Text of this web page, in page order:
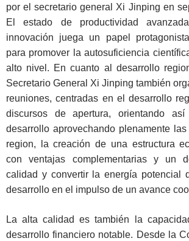
por el secretario general Xi Jinping en
El estado de productividad
innovación juega un papel
para promover la autosuficiencia
alto nivel. En cuanto al desarrollo
Secretario General Xi Jinping también
reuniones, centradas en el desarrollo
discursos de apertura, orientando
desarrollo aprovechando plenamente
region, la creación de una estructura
con ventajas complementarias y un
calidad y convertir la energía potencial
desarrollo en el impulso de un avance
La alta calidad es también la
desarrollo financiero notable. Desde la